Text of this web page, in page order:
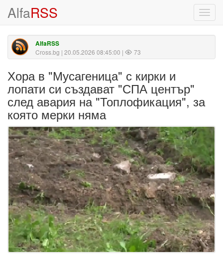
AlfaRSS
AlfaRSS
Cross.bg | 20.05.2026 08:45:00 | 73
Хора в "Мусагеница" с кирки и
лопати си създават "СПА център"
след авария на "Топлофикация", за
която мерки няма